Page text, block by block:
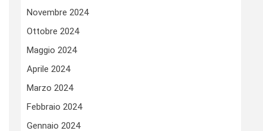
Novembre 2024
Ottobre 2024
Maggio 2024
Aprile 2024
Marzo 2024
Febbraio 2024
Gennaio 2024